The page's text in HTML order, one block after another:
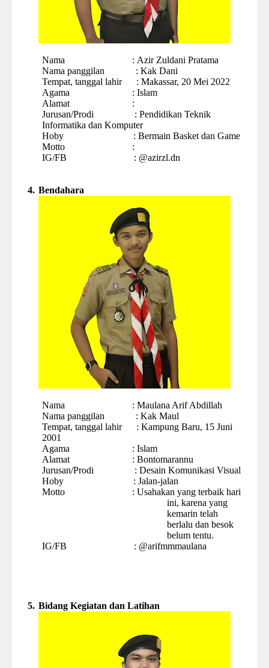
Nama : Azir Zuldani Pratama
Nama panggilan
:Kak Dani
Tempat, tanggal lahir
:Makassar, 20 Mei 2022
Agama
: Islam
Alamat
:
Jurusan/Prodi :Pendidikan Teknik
Informatika dan Komputer
Hoby
:Bermain Basket dan Game
Motto
:
IG/FB
: @azirzl.dn
4. Bendahara
Nama :Maulana Arif Abdillah
Nama panggilan
:Kak Maul
Tempat, tanggal lahir
: Kampung Baru, 15 Juni
2001
Agama
: Islam
Alamat
: Bontomarannu
Jurusan/Prodi :Desain Komunikasi Visual
Hoby
: Jalan-jalan
Motto
:Usahakan yang terbaik hari
ini, karena yang
kemarin telah
berlalu dan besok
belum tentu.
IG/FB
: @arifmmmaulana
5. Bidang Kegiatan dan Latihan